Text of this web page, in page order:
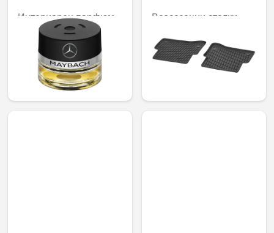
Интериорен парфюм
Maybach №8 mood
121,01 € /
236,67 лв.
Всесезонни стелки
задни, комплект от 2